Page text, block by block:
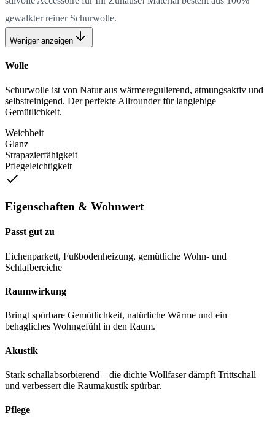
gewalkter reiner Schurwolle.
Weniger anzeigen
Wolle
Schurwolle ist von Natur aus wärmeregulierend, atmungsaktiv und
selbstreinigend. Der perfekte Allrounder für langlebige
Gemütlichkeit.
Weichheit
Glanz
Strapazierfähigkeit
Pflegeleichtigkeit
Eigenschaften & Wohnwert
Passt gut zu
Eichenparkett, Fußbodenheizung, gemütliche Wohn- und
Schlafbereiche
Raumwirkung
Bringt spürbare Gemütlichkeit, natürliche Wärme und ein
behagliches Wohngefühl in den Raum.
Akustik
Stark schallabsorbierend – die dichte Wollfaser dämpft Trittschall
und verbessert die Raumakustik spürbar.
Pflege